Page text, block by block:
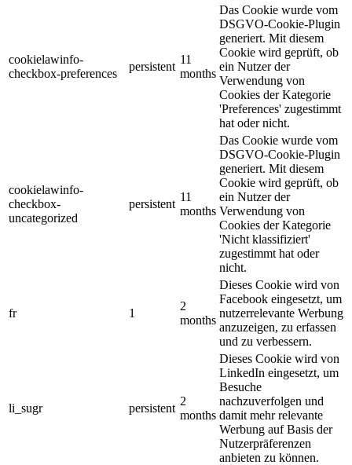
cookielawinfo-
checkbox-preferences
persistent
11
months
Das Cookie wurde vom
DSGVO-Cookie-Plugin
generiert. Mit diesem
Cookie wird geprüft, ob
ein Nutzer der
Verwendung von
Cookies der Kategorie
'Preferences' zugestimmt
hat oder nicht.
cookielawinfo-
checkbox-
uncategorized
persistent
11
months
Das Cookie wurde vom
DSGVO-Cookie-Plugin
generiert. Mit diesem
Cookie wird geprüft, ob
ein Nutzer der
Verwendung von
Cookies der Kategorie
'Nicht klassifiziert'
zugestimmt hat oder
nicht.
fr 1
2
months
Dieses Cookie wird von
Facebook eingesetzt, um
nutzerrelevante Werbung
anzuzeigen, zu erfassen
und zu verbessern.
li_sugr persistent
2
months
Dieses Cookie wird von
LinkedIn eingesetzt, um
Besuche
nachzuverfolgen und
damit mehr relevante
Werbung auf Basis der
Nutzerpräferenzen
anbieten zu können.